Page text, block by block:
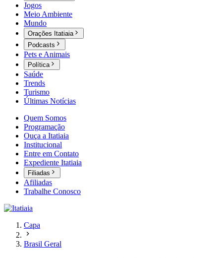
Jogos
Meio Ambiente
Mundo
Orações Itatiaia
Podcasts
Pets e Animais
Política
Saúde
Trends
Turismo
Últimas Notícias
Quem Somos
Programação
Ouça a Itatiaia
Institucional
Entre em Contato
Expediente Itatiaia
Filiadas
Afiliadas
Trabalhe Conosco
Capa
Brasil Geral